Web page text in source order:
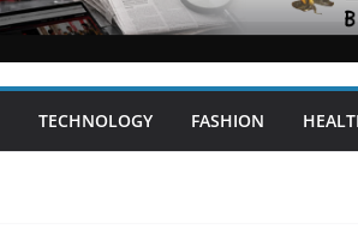
TECHNOLOGY FASHION